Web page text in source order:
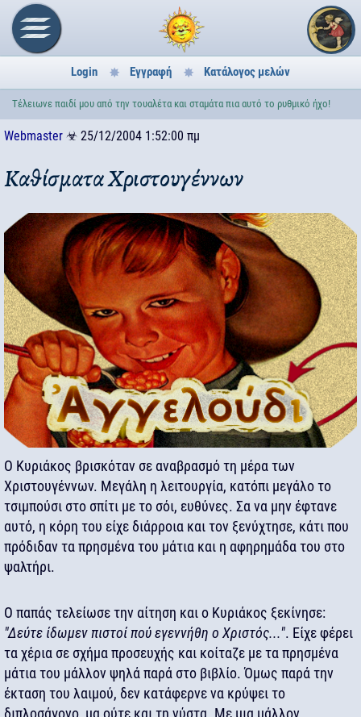
Login Εγγραφή Κατάλογος μελών
Τέλειωνε παιδί μου από την τουαλέτα και σταμάτα πια αυτό το ρυθμικό ήχο!
Webmaster ☣ 25/12/2004 1:52:00 πμ
Καθίσματα Χριστουγέννων
Ο Κυριάκος βρισκόταν σε αναβρασμό τη μέρα των
Χριστουγέννων. Μεγάλη η λειτουργία, κατόπι μεγάλο το
τσιμπούσι στο σπίτι με το σόι, ευθύνες. Σα να μην έφτανε
αυτό, η κόρη του είχε διάρροια και τον ξενύχτησε, κάτι που
πρόδιδαν τα πρησμένα του μάτια και η αφηρημάδα του στο
ψαλτήρι.
Ο παπάς τελείωσε την αίτηση και ο Κυριάκος ξεκίνησε:
"Δεύτε ίδωμεν πιστοί πού εγεννήθη ο Χριστός...". Είχε φέρει
τα χέρια σε σχήμα προσευχής και κοίταζε με τα πρησμένα
μάτια του μάλλον ψηλά παρά στο βιβλίο. Όμως παρά την
έκταση του λαιμού, δεν κατάφερνε να κρύψει το
διπλοσάγονο, μα ούτε και τη νύστα. Με μια μάλλον